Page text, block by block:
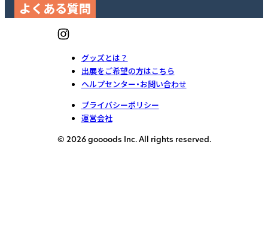
よくある質問
グッズとは？
出展をご希望の方はこちら
ヘルプセンター・お問い合わせ
プライバシーポリシー
運営会社
© 2026 goooods Inc. All rights reserved.